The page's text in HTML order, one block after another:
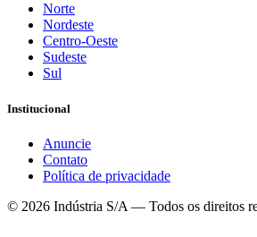
Norte
Nordeste
Centro-Oeste
Sudeste
Sul
Institucional
Anuncie
Contato
Política de privacidade
© 2026 Indústria S/A — Todos os direitos